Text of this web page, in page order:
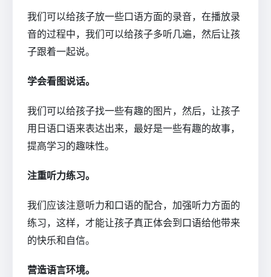
我们可以给孩子放一些口语方面的录音，在播放录
音的过程中，我们可以给孩子多听几遍，然后让孩
子跟着一起说。
学会看图说话。
我们可以给孩子找一些有趣的图片，然后，让孩子
用日语口语来表达出来，最好是一些有趣的故事，
提高学习的趣味性。
注重听力练习。
我们应该注意听力和口语的配合，加强听力方面的
练习，这样，才能让孩子真正体会到口语给他带来
的快乐和自信。
营造语言环境。